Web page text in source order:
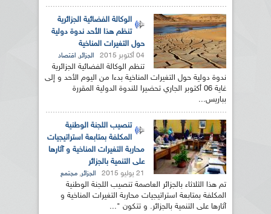
الوكالة الفضائية الجزائرية
تنظم هذا الأحد ندوة دولية
حول التغيرات المناخية
04 أكتوبر 2015 الجزائر, اقتصاد
تنظم الوكالة الفضائية الجزائرية
ندوة دولية حول التغيرات المناخية بدءا من اليوم الأحد و إلى
غاية 06 أكتوبر الجاري تحضيرا للندوة الدولية المقررة
بباريس...
تنصيب اللجنة الوطنية
المكلفة بمتابعة استراتيجيات
محاربة التغيرات المناخية و آثارها
على التنمية بالجزائر
21 يوليو 2015 الجزائر, مجتمع
تم هذا الثلاثاء بالجزائر العاصمة تنصيب اللجنة الوطنية
المكلفة بمتابعة استراتيجيات محاربة التغيرات المناخية و
آثارها على التنمية بالجزائر. و تتكون "...